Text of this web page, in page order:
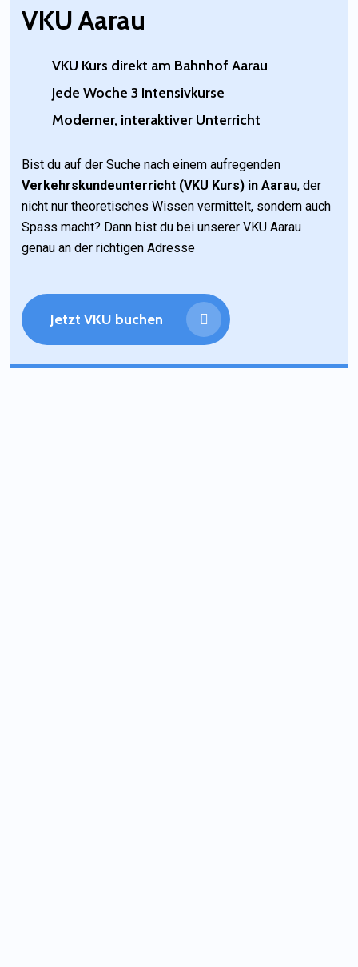
VKU Aarau
VKU Kurs direkt am Bahnhof Aarau
Jede Woche 3 Intensivkurse
Moderner, interaktiver Unterricht
Bist du auf der Suche nach einem aufregenden
Verkehrskundeunterricht (VKU Kurs) in Aarau, der
nicht nur theoretisches Wissen vermittelt, sondern auch
Spass macht? Dann bist du bei unserer VKU Aarau
genau an der richtigen Adresse
Jetzt VKU buchen